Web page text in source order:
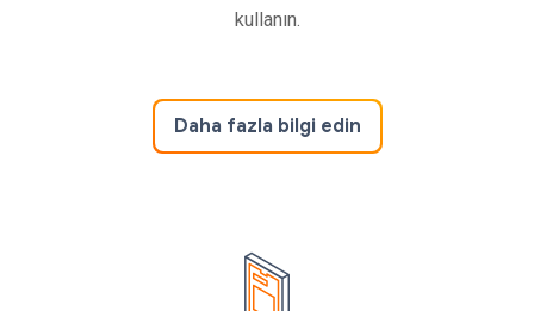
kullanın.
Daha fazla bilgi edin